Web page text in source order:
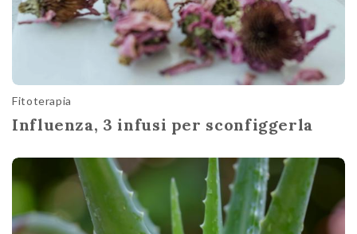
Fitoterapia
Influenza, 3 infusi per sconfiggerla